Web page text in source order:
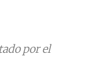
por el